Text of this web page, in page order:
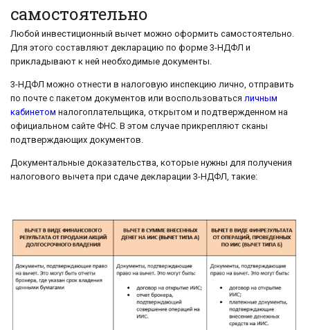
самостоятельно
Любой инвестиционный вычет можно оформить самостоятельно.
Для этого составляют декларацию по форме 3-НДФЛ и
прикладывают к ней необходимые документы.
3-НДФЛ можно отнести в налоговую инспекцию лично, отправить
по почте с пакетом документов или воспользоваться личным
кабинетом налогоплательщика, открытом и подтвержденном на
официальном сайте ФНС. В этом случае прикрепляют сканы
подтверждающих документов.
Документальные доказательства, которые нужны для получения
налогового вычета при сдаче декларации 3-НДФЛ, такие: